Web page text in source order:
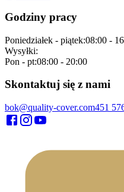
Godziny pracy
Poniedziałek - piątek:08:00 -
Wysyłki:
Pon - pt:08:00 - 20:00
Skontaktuj się z nami
bok@quality-cover.com451